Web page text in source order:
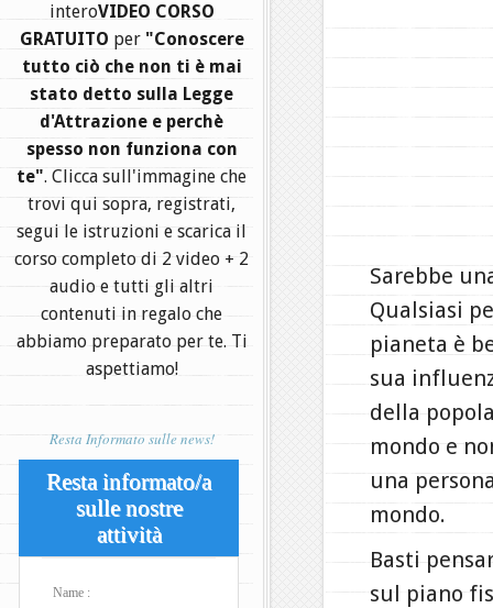
interoVIDEO CORSO
GRATUITO per "Conoscere
tutto ciò che non ti è mai
stato detto sulla Legge
d'Attrazione e perchè
spesso non funziona con
te". Clicca sull'immagine che
trovi qui sopra, registrati,
segui le istruzioni e scarica il
corso completo di 2 video + 2
audio e tutti gli altri
contenuti in regalo che
abbiamo preparato per te. Ti
aspettiamo!
Resta Informato sulle news!
Resta informato/a
sulle nostre
attività
Name :
Sarebbe
Qualsiasi
pianeta è
sua
della
mondo e
una
mondo.
Basti
sul piano